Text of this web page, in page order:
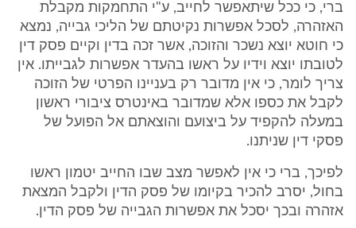
ברי, כי ככל שיתאפשר לחייב, ע"י התחמקות מקבלת
האזהרה, לסכל אפשרות נקיטתם של הליכי גבייה, נמצא
כי חוטא יוצא נשכר והזוכה, אשר זכה בדין וקיים פסק דין
לטובתו יוצא וידיו על ראשו בהעדר אפשרות לגבייתו. אין
צריך לומר, כי אין מדובר רק בעניינו הפרטי של הזוכה
לקבל את כספו אלא שמדובר באינטרס ציבורי ראשון
במעלה להקפיד על ביצועם והוצאתם אל הפועל של
פסקי דין שניתנו.
לפיכך, ברי כי אין לאפשר מצב שבו החייב יטמון ראשו
בחול, יסרב להכיר בקיומו של פסק הדין ולקבל המצאת
אזהרה ובכך יסכל את אפשרות הגבייה של פסק הדין.